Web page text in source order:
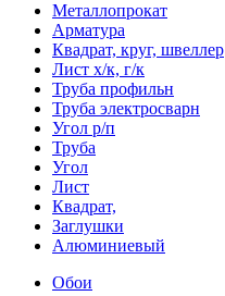
Металлопрокат
Арматура
Квадрат, круг, швеллер
Лист х/к, г/к
Труба профильн
Труба электросварн
Угол р/п
Труба
Угол
Лист
Квадрат,
Заглушки
Алюминиевый
Обои